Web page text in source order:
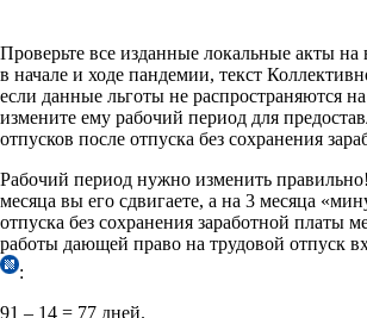
Проверьте все изданные локальные акты
в начале и ходе пандемии, текст
если данные льготы не распространяются
измените ему рабочий период для
отпусков после отпуска без сохранения
Рабочий период нужно изменить
месяца вы его сдвигаете, а на 3 месяца
отпуска без сохранения заработной платы
работы дающей право на трудовой отпуск
:
91 – 14 = 77 дней.